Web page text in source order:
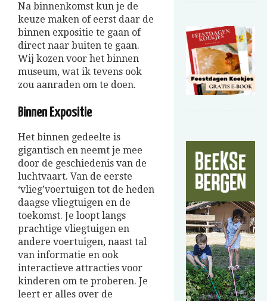
Na binnenkomst kun je de
keuze maken of eerst daar de
binnen expositie te gaan of
direct naar buiten te gaan.
Wij kozen voor het binnen
museum, wat ik tevens ook
zou aanraden om te doen.
Binnen Expositie
Het binnen gedeelte is
gigantisch en neemt je mee
door de geschiedenis van de
luchtvaart. Van de eerste
‘vlieg’voertuigen tot de heden
daagse vliegtuigen en de
toekomst. Je loopt langs
prachtige vliegtuigen en
andere voertuigen, naast tal
van informatie en ook
interactieve attracties voor
kinderen om te proberen. Je
leert er alles over de